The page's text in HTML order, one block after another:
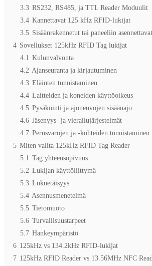
3.3 RS232, RS485, ja TTL Reader Moduulit
3.4 Kannettavat 125 kHz RFID-lukijat
3.5 Sisäänrakennetut tai paneeliin
4 Sovellukset 125kHz RFID Tag lukijat
4.1 Kulunvalvonta
4.2 Ajanseuranta ja kirjautuminen
4.3 Eläinten tunnistaminen
4.4 Laitteiden ja koneiden käyttöoikeus
4.5 Pysäköinti ja ajoneuvojen sisäänajo
4.6 Jäsenyys- ja vierailujärjestelmät
4.7 Perusvarojen ja -kohteiden tunnistaminen
5 Miten valita 125kHz RFID Tag Reader
5.1 Tag yhteensopivuus
5.2 Lukijan käyttöliittymä
5.3 Lukuetäisyys
5.4 Asennusmenetelmä
5.5 Tietomuoto
5.6 Turvallisuustarpeet
5.7 Hankeympäristö
6 125kHz vs 134.2kHz RFID-lukijat
7 125kHz RFID Reader vs 13.56MHz NFC